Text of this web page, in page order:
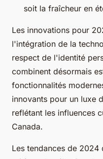
soit la fraîcheur en
Les innovations pour
l'intégration de la
respect de l'identité
combinent désormais
fonctionnalités
innovants pour un luxe
reflétant les influences
Canada.
Les tendances de 2024